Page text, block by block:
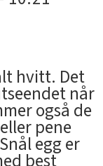
hvitt. Det
når
også de
pene
egg er